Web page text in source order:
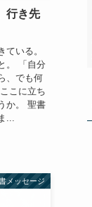
行き先
ている。
。 「自分
、でも何
こに立ち
か。 聖書
...
メッセージ